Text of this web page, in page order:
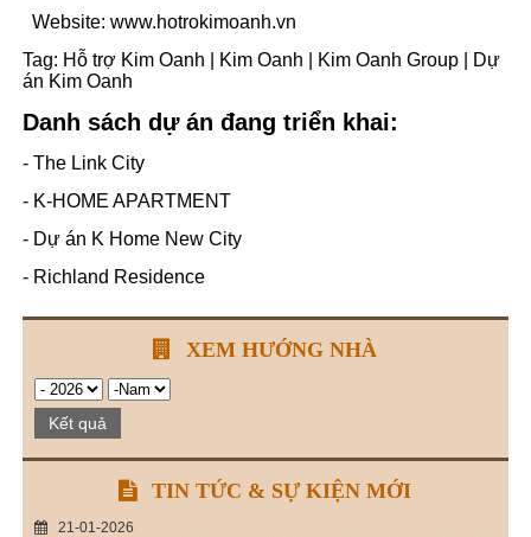
Website: www.hotrokimoanh.vn
Tag: Hỗ trợ Kim Oanh Kim Oanh Kim Oanh Group|
Dự
án Kim Oanh
Danh sách dự án đang triển khai:
- The Link City
- K-HOME APARTMENT
- Dự án K Home New City
- Richland Residence
XEM HƯỚNG NHÀ
Kết quả
TIN TỨC & SỰ KIỆN MỚI
21-01-2026